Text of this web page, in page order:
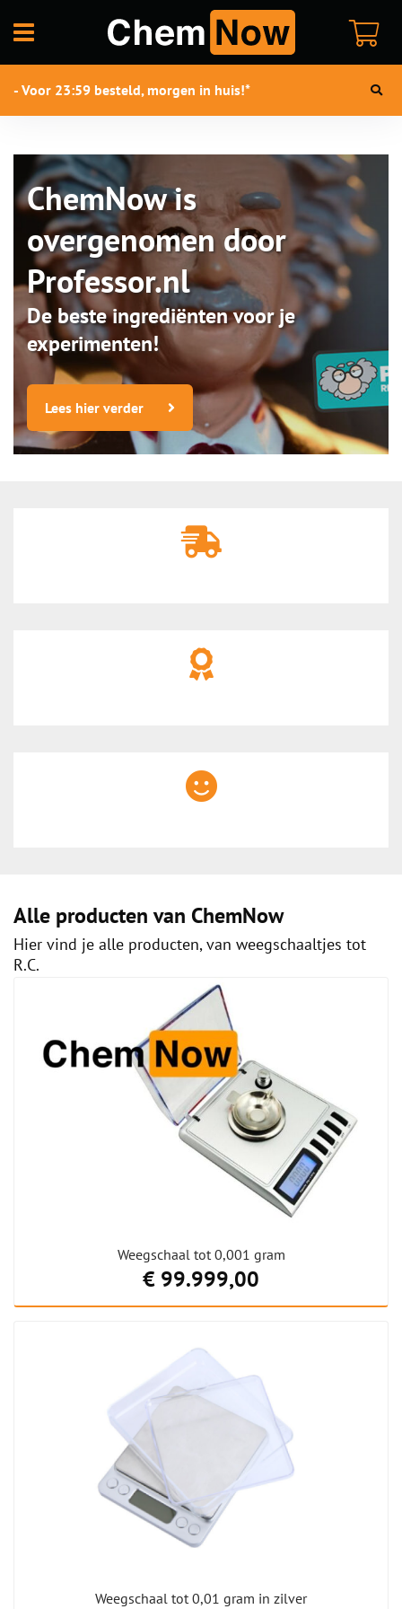
Open
menu
- Voor 23:59 besteld, morgen in huis!*
ChemNow is
overgenomen door
Professor.nl
De beste ingrediënten voor je
experimenten!
Lees hier verder
Alle producten van ChemNow
Hier vind je alle producten, van weegschaaltjes tot
R.C.
Weegschaal tot 0,001 gram
€ 99.999,00
Weegschaal tot 0,01 gram in zilver